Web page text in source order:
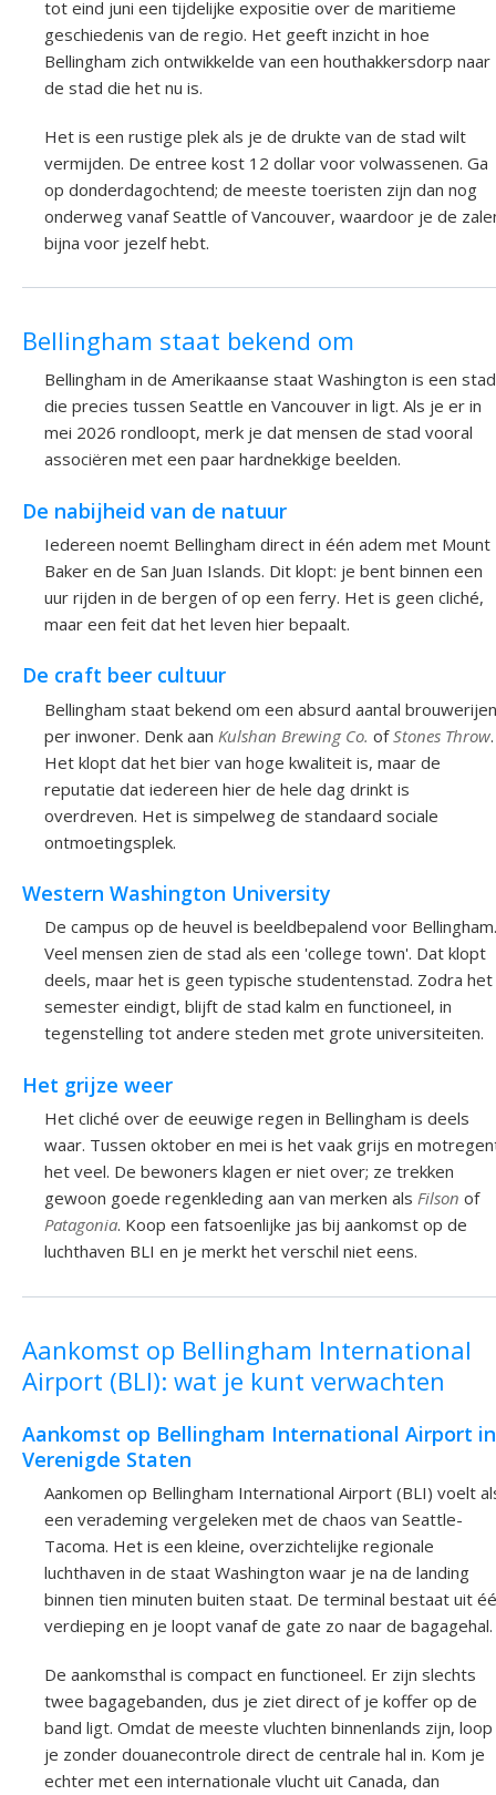
tot eind juni een tijdelijke expositie over de maritieme
geschiedenis van de regio. Het geeft inzicht in hoe
Bellingham zich ontwikkelde van een houthakkersdorp naar
de stad die het nu is.
Het is een rustige plek als je de drukte van de stad wilt
vermijden. De entree kost 12 dollar voor volwassenen. Ga
op donderdagochtend; de meeste toeristen zijn dan nog
onderweg vanaf Seattle of Vancouver, waardoor je de
bijna voor jezelf hebt.
Bellingham staat bekend om
Bellingham in de Amerikaanse staat Washington is een stad
die precies tussen Seattle en Vancouver in ligt. Als je er in
mei 2026 rondloopt, merk je dat mensen de stad vooral
associëren met een paar hardnekkige beelden.
De nabijheid van de natuur
Iedereen noemt Bellingham direct in één adem met Mount
Baker en de San Juan Islands. Dit klopt: je bent binnen een
uur rijden in de bergen of op een ferry. Het is geen cliché,
maar een feit dat het leven hier bepaalt.
De craft beer cultuur
Bellingham staat bekend om een absurd aantal brouwerijen
per inwoner. Denk aan Kulshan Brewing Co. ofStones Throw.
Het klopt dat het bier van hoge kwaliteit is, maar de
reputatie dat iedereen hier de hele dag drinkt is
overdreven. Het is simpelweg de standaard sociale
ontmoetingsplek.
Western Washington University
De campus op de heuvel is beeldbepalend voor Bellingham.
Veel mensen zien de stad als een 'college town'. Dat klopt
deels, maar het is geen typische studentenstad. Zodra het
semester eindigt, blijft de stad kalm en functioneel, in
tegenstelling tot andere steden met grote universiteiten.
Het grijze weer
Het cliché over de eeuwige regen in Bellingham is deels
waar. Tussen oktober en mei is het vaak grijs en
het veel. De bewoners klagen er niet over; ze trekken
gewoon goede regenkleding aan van merken als Filson of
Patagonia. Koop een fatsoenlijke jas bij aankomst op de
luchthaven BLI en je merkt het verschil niet eens.
Aankomst op Bellingham International
Airport (BLI): wat je kunt verwachten
Aankomst op Bellingham International Airport
Verenigde Staten
Aankomen op Bellingham International Airport (BLI) voelt
een verademing vergeleken met de chaos van Seattle-
Tacoma. Het is een kleine, overzichtelijke regionale
luchthaven in de staat Washington waar je na de landing
binnen tien minuten buiten staat. De terminal bestaat uit
verdieping en je loopt vanaf de gate zo naar de bagagehal.
De aankomsthal is compact en functioneel. Er zijn slechts
twee bagagebanden, dus je ziet direct of je koffer op de
band ligt. Omdat de meeste vluchten binnenlands zijn, loop
je zonder douanecontrole direct de centrale hal in. Kom je
echter met een internationale vlucht uit Canada, dan